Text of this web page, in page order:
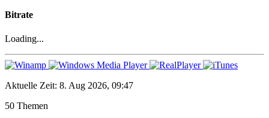
Bitrate
Loading...
Aktuelle Zeit: 8. Aug 2026, 09:47
50 Themen